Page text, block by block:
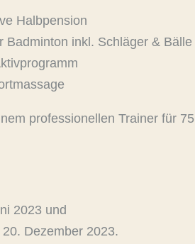
Halbpension
Badminton inkl. Schläger & Bälle
professionellen Trainer für 75
2023 und
Dezember 2023.